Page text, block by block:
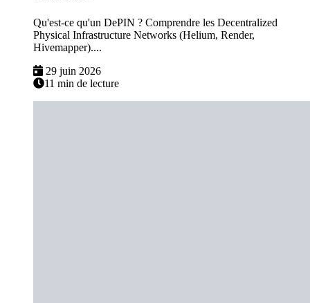
Qu'est-ce qu'un DePIN ? Comprendre les Decentralized
Physical Infrastructure Networks (Helium, Render,
Hivemapper)....
29 juin 2026
11 min de lecture